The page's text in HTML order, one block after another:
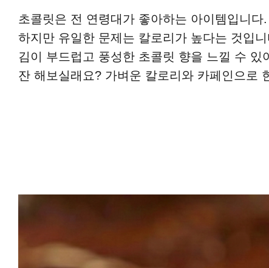
초콜릿은 전 연령대가 좋아하는 아이템입니
하지만 유일한 문제는 칼로리가 높다는 것입
김이 부드럽고 풍성한 초콜릿 향을 느낄 수
잔 해보실래요? 가벼운 칼로리와 카페인으로